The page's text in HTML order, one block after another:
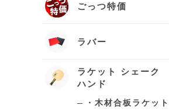
ごっつ特価
ラバー
ラケット シェーク
ハンド
・木材合板ラケット